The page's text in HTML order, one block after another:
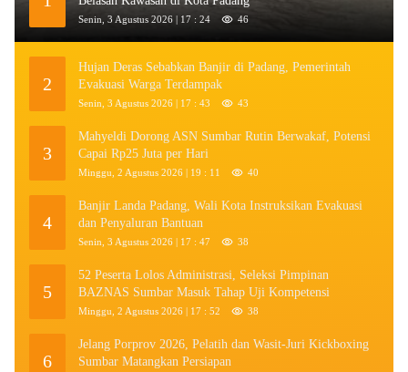
Senin, 3 Agustus 2026 | 17 : 24 46
2
Hujan Deras Sebabkan Banjir di Padang, Pemerintah
Evakuasi Warga Terdampak
Senin, 3 Agustus 2026 | 17 : 43 43
3
Mahyeldi Dorong ASN Sumbar Rutin Berwakaf, Potensi
Capai Rp25 Juta per Hari
Minggu, 2 Agustus 2026 | 19 : 11 40
4
Banjir Landa Padang, Wali Kota Instruksikan Evakuasi
dan Penyaluran Bantuan
Senin, 3 Agustus 2026 | 17 : 47 38
5
52 Peserta Lolos Administrasi, Seleksi Pimpinan
BAZNAS Sumbar Masuk Tahap Uji Kompetensi
Minggu, 2 Agustus 2026 | 17 : 52 38
6
Jelang Porprov 2026, Pelatih dan Wasit-Juri Kickboxing
Sumbar Matangkan Persiapan